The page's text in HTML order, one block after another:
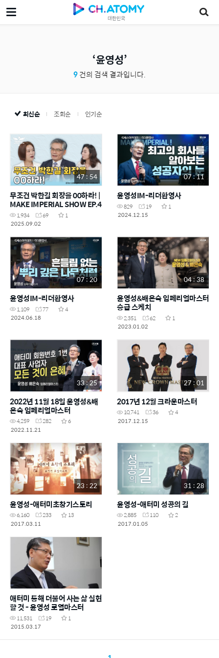
대한민국
윤영성
9건의 검색 결과입니다.
최신순 조회순 인기순
47 : 54
무조건 박한길 회장을 00하라! |
MAKE IMPERIAL SHOW EP.4
1,934 69
1
2025.09.02
07 : 11
윤영성IM-리더환영사
829 19
1
2024.12.15
07 : 20
윤영성IM-리더환영사
1,109 77
4
2024.06.18
04 : 38
윤영성&배은숙 임페리얼마스터
승급 스케치
2,351 62
1
2023.01.02
33 : 25
2022년 11월 18일 윤영성&배
은숙 임페리얼마스터
4,259 282
6
2022.11.21
27 : 01
2017년 12월 크라운마스터
10,741 36
4
2017.12.15
23 : 22
윤영성-애터미초창기스토리
6,160 233
13
2017.03.11
31 : 28
윤영성-애터미 성공의 길
2,885 110
2
2017.01.05
애터미 통해 더불어 사는 삶 실현
할 것 - 윤영성 로열마스터
11,531 19
1
2015.03.17